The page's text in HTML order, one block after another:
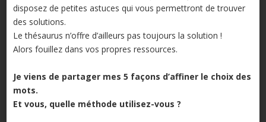
disposez de petites astuces qui vous permettront de trouver
des solutions.
Le thésaurus n’offre d’ailleurs pas toujours la solution !
Alors fouillez dans vos propres ressources.
Je viens de partager mes 5 façons d’affiner le choix des
mots.
Et vous, quelle méthode utilisez-vous ?